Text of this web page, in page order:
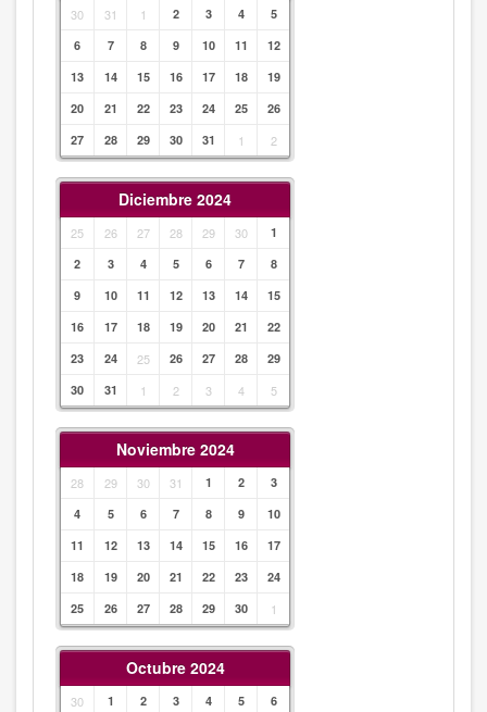
30 31 1 2 3 4
5
6
7 8 9 10 11
12
13
14 15 16 17 18
19
20
21 22 23 24 25
26
27
28 29 30 31 1 2
Diciembre 2024
25 26 27 28 29 30
1
2
3 4 5 6 7
8
9
10 11 12 13 14
15
16
17 18 19 20 21
22
23
24 25 26 27 28
29
30
31 1 2 3 4 5
Noviembre 2024
28 29 30 31 1 2
3
4
5 6 7 8 9
10
11
12 13 14 15 16
17
18
19 20 21 22 23
24
25
26 27 28 29 30 1
Octubre 2024
30 1 2 3 4 5
6